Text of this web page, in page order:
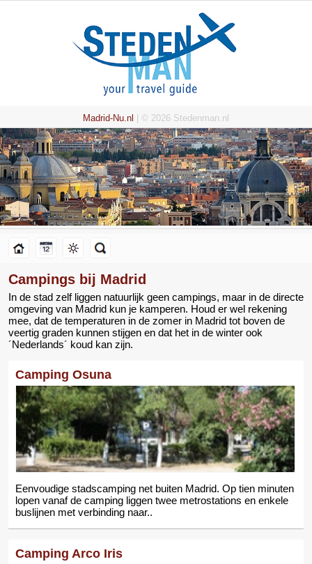
Madrid-Nu.nl | © 2026 Stedenman.nl
Campings bij Madrid
In de stad zelf liggen natuurlijk geen campings, maar in de directe
omgeving van Madrid kun je kamperen. Houd er wel rekening
mee, dat de temperaturen in de zomer in Madrid tot boven de
veertig graden kunnen stijgen en dat het in de winter ook
´Nederlands´ koud kan zijn.
Camping Osuna
Eenvoudige stadscamping net buiten Madrid. Op tien minuten
lopen vanaf de camping liggen twee metrostations en enkele
buslijnen met verbinding naar..
Camping Arco Iris